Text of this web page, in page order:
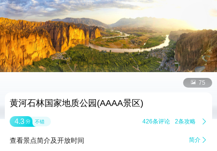
 75
黄河石林国家地质公园(AAAA景区)
4.3 分 不错 426条评论 2条攻略 
查看景点简介及开放时间 简介 
